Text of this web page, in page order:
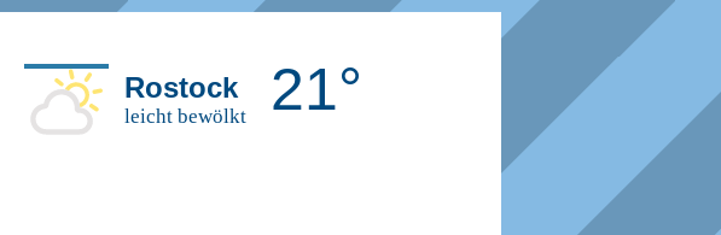
Rostock
leicht bewölkt 21°